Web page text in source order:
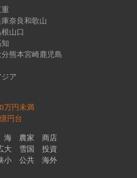
奈良和歌山
山口
熊本宮崎鹿児島
ア
万円未満
億円台
海 農家
商店
大 雪国
投資
小 公共
海外